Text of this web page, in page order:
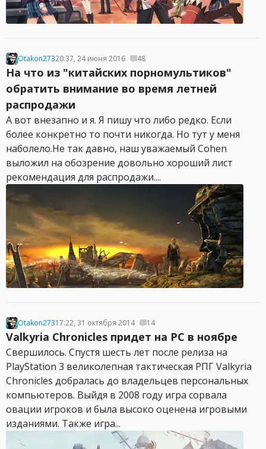
Otakon27320:37, 24 июня 2016 48
На что из "китайских порномультиков"
обратить внимание во время летней
распродажи
А вот внезапно и я. Я пишу что либо редко. Если
более конкретно то почти никогда. Но тут у меня
наболело.Не так давно, наш уважаемый Cohen
выложил на обозрение довольно хороший лист
рекомендация для распродажи....
Otakon27317:22, 31 октября 2014 14
Valkyria Chronicles придет на PC в ноябре
Свершилось. Спустя шесть лет после релиза на
PlayStation 3 великолепная тактическая РПГ Valkyria
Chronicles добралась до владельцев персональных
компьютеров. Выйдя в 2008 году игра сорвала
овации игроков и была высоко оценена игровыми
изданиями. Также игра...